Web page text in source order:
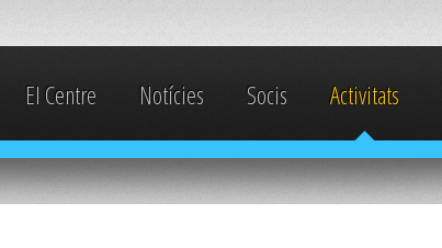
El Centre Notícies Socis Activitats